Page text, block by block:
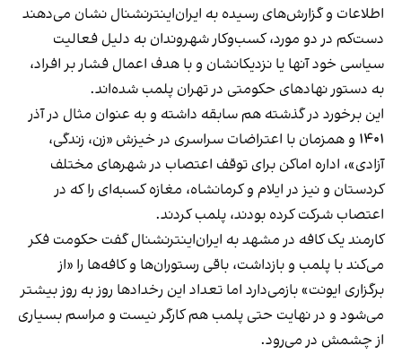
اطلاعات و گزارش‌های رسیده به ایران‌اینترنشنال نشان می‌دهند
دست‌کم در دو مورد، کسب‌وکار شهروندان به دلیل فعالیت
سیاسی خود آنها یا نزدیکانشان و با هدف اعمال فشار بر افراد،
به دستور نهادهای حکومتی در تهران پلمب شده‌اند.
این برخورد در گذشته هم سابقه داشته و به عنوان مثال در آذر
۱۴۰۱ و همزمان با اعتراضات سراسری در خیزش «زن، زندگی،
آزادی»، اداره اماکن برای توقف اعتصاب در شهرهای مختلف
کردستان و نیز در ایلام و کرمانشاه، مغازه کسبه‌ای را که در
اعتصاب شرکت کرده بودند، پلمب کردند.
کارمند یک کافه در مشهد به ایران‌اینترنشنال گفت حکومت فکر
می‌کند با پلمب و بازداشت، باقی رستوران‌ها و کافه‌ها را «از
برگزاری ایونت» بازمی‌دارد اما تعداد این رخدادها روز به روز بیشتر
می‌شود و در نهایت حتی پلمب هم کارگر نیست و مراسم بسیاری
از چشمش در می‌رود.